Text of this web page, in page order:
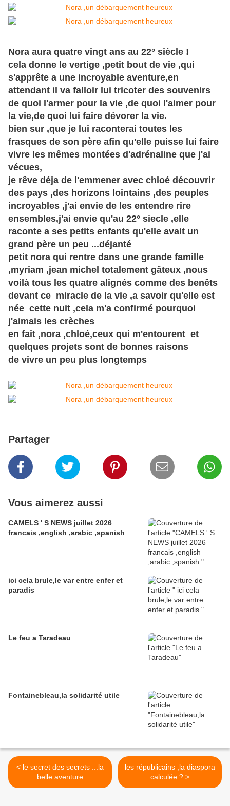
Nora aura quatre vingt ans au 22° siècle !
cela donne le vertige ,petit bout de vie ,qui
s'apprête a une incroyable aventure,en
attendant il va falloir lui tricoter des souvenirs
de quoi l'armer pour la vie ,de quoi l'aimer pour
la vie,de quoi lui faire dévorer la vie.
bien sur ,que je lui raconterai toutes les
frasques de son père afin qu'elle puisse lui faire
vivre les mêmes montées d'adrénaline que j'ai
vécues,
je rêve déja de l'emmener avec chloé découvrir
des pays ,des horizons lointains ,des peuples
incroyables ,j'ai envie de les entendre rire
ensembles,j'ai envie qu'au 22° siecle ,elle
raconte a ses petits enfants qu'elle avait un
grand père un peu ...déjanté
petit nora qui rentre dans une grande famille
,myriam ,jean michel totalement gâteux ,nous
voilà tous les quatre alignés comme des benêts
devant ce miracle de la vie ,a savoir qu'elle est
née cette nuit ,cela m'a confirmé pourquoi
j'aimais les crèches
en fait ,nora ,chloé,ceux qui m'entourent et
quelques projets sont de bonnes raisons
de vivre un peu plus longtemps
Partager
Vous aimerez aussi
CAMELS ' S NEWS juillet 2026
francais ,english ,arabic ,spanish
ici cela brule,le var entre enfer et
paradis
Le feu a Taradeau
Fontainebleau,la solidarité utile
< le secret des secrets ...la
belle aventure
les républicains ,la diaspora
calculée ? >